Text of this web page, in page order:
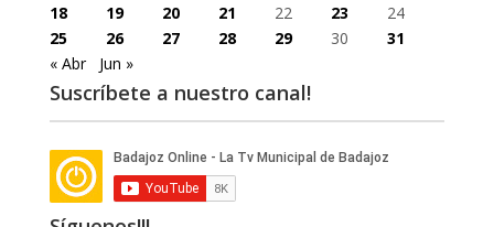
18
19 20 21 22 23
24
25
26 27 28 29 30
31
« Abr
Jun »
Suscríbete a nuestro canal!